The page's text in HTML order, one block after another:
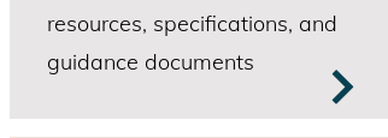
resources, specifications, and
guidance documents